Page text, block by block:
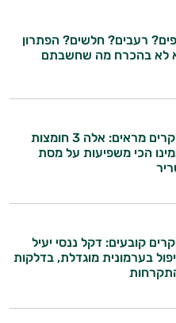
רעבים? חלשים? הפתרון
לא בהכרח מה שחשבתם
מחקרים מראים: אלה 3 חומצות
הכי משפיעות על מסת
קובעים: דקל ננסי יעיל
בערמונית מוגדלת, בדלקות
לעזור?